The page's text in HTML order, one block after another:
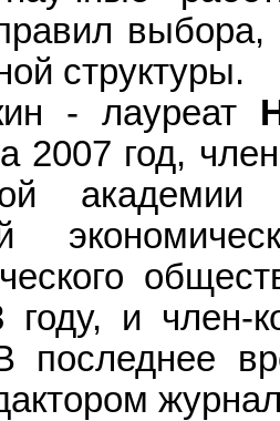
структуры.
- лауреат
2007 год, ч
и член-
последнее